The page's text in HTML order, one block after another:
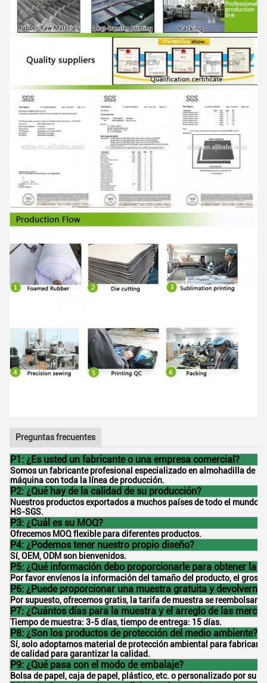
Preguntas frecuentes
P1: ¿Es usted un fabricante o una empresa comercial?
Somos un fabricante profesional especializado en almohadilla de
máquina con toda la línea de producción.
P2: ¿Qué hay de la calidad de su producción?
Nuestros productos exportados a muchos países de todo el mundo
HS-SGS.
P3: ¿Cuál es su MOQ?
Ofrecemos MOQ flexible para diferentes productos.
P4: ¿Podemos tener nuestro propio diseño?
Sí, OEM, ODM son bienvenidos.
P5: ¿Qué información debo proporcionarle para obtener la
Por favor envíenos la información del tamaño del producto, el
P6: ¿Puede proporcionar una muestra gratuita y
Por supuesto, ofrecemos gratis, la tarifa de muestra se reembolsará
P7: ¿Cuántos días para la muestra y el arreglo de las
Tiempo de muestra: 3-5 días, tiempo de entrega: 15 días.
P8: ¿Son los productos de protección del medio ambiente?
Sí, solo adoptamos material de protección ambiental para fabricar
de calidad para garantizar la calidad.
P9: ¿Qué pasa con el modo de embalaje?
Bolsa de papel, caja de papel, plástico, etc. o personalizado por su